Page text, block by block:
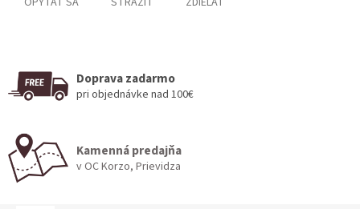
Doprava zadarmo
pri objednávke nad 100€
Kamenná predajňa
v OC Korzo, Prievidza